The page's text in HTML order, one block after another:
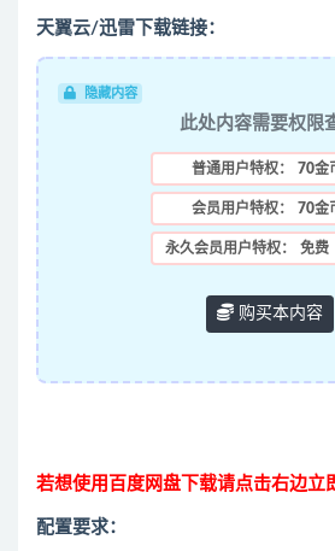
天翼云/迅雷下载链接：
隐藏内容
此处内容需要权限
普通用户特权： 70金
会员用户特权： 70金
永久会员用户特权： 免费
购买本内容
若想使用百度网盘下载请点击右边立
配置要求：